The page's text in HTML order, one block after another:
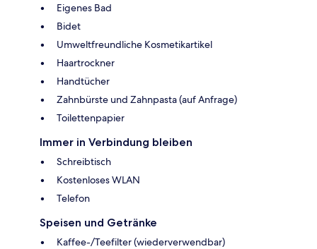
Eigenes Bad
Bidet
Umweltfreundliche Kosmetikartikel
Haartrockner
Handtücher
Zahnbürste und Zahnpasta (auf Anfrage)
Toilettenpapier
Immer in Verbindung bleiben
Schreibtisch
Kostenloses WLAN
Telefon
Speisen und Getränke
Kaffee-/Teefilter (wiederverwendbar)